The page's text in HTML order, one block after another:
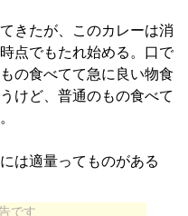
きたが、このカレーは消
点でもたれ始める。口で
の食べてて急に良い物食
けど、普通のもの食べて
は適量ってものがある
です